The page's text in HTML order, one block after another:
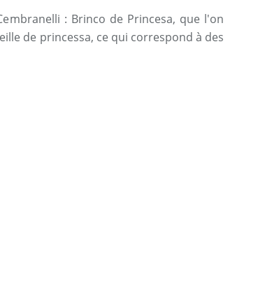
: Brinco de Princesa, que l'on
de princessa, ce qui correspond à des